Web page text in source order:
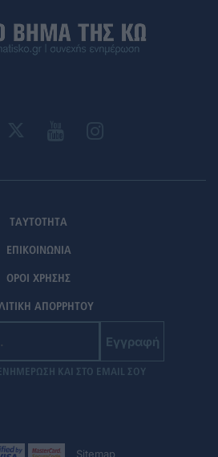
ΤΑΥΤΟΤΗΤΑ
ΕΠΙΚΟΙΝΩΝΙΑ
ΟΡΟΙ ΧΡΗΣΗΣ
ΑΠΟΡΡΗΤΟΥ
Εγγραφή
ΚΑΙ ΣΤΟ EMAIL ΣΟΥ
Sitemap